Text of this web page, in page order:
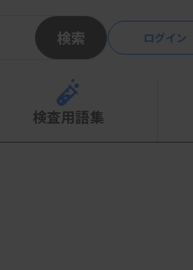
検索 ログイン
検査用語集